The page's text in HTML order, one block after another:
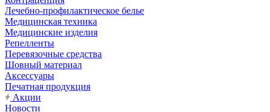
Лечебно-профилактическое белье
Медицинская техника
Медицинские изделия
Репелленты
Перевязочные средства
Шовный материал
Аксессуары
Печатная продукция
Акции
Новости